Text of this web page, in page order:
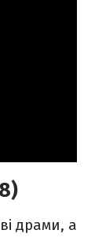
драми, а